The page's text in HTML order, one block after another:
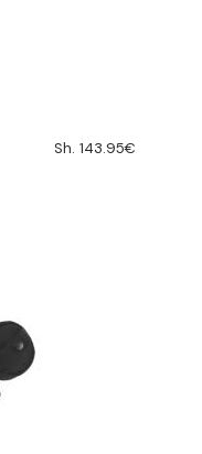
Sh. 143.95€